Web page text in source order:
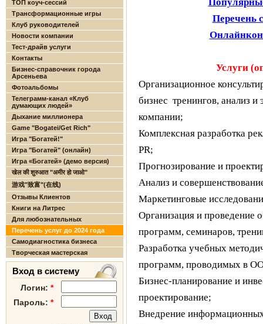
ТОП коуч-сессий
Трансформационные игры
Клуб руководителей
Новости компании
Тест-драйв услуги
Контакты
Бизнес-справочник города
Арсеньева
Фотоальбомы
Телеграмм-канал «Клуб
думающих людей»
Дыхание миллионера
Game "Bogatei/Get Rich"
Игра "Богатей!"
Игра "Богатей" (онлайн)
Игра «Богатей» (демо версия)
खेल की शुरुआत "अमीर हो जाओ"
游戏"致富"(在线)
Отзывы Клиентов
Книги на Литрес
Для любознательных
Перечень услуг до 2024 года
Самодиагностика бизнеса
Творческая мастерская
Вход в систему
Логин: *
Пароль: *
Перечень
Услуги
Организационное
бизнес тренингов, анализ и
компании;
Комплексная разработка
PR;
Прогнозирование и
Анализ и
Маркетинговые
Организация и проведение
программ, семинаров,
Разработка учебных
программ, проводимых в
Бизнес-планирование и
проектирование;
Внедрение